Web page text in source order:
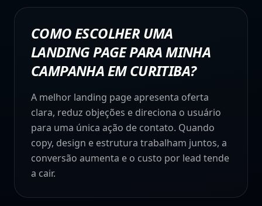
COMO ESCOLHER UMA
LANDING PAGE PARA MINHA
CAMPANHA EM CURITIBA?
A melhor landing page apresenta oferta
clara, reduz objeções e direciona o usuário
para uma única ação de contato. Quando
copy, design e estrutura trabalham juntos, a
conversão aumenta e o custo por lead tende
a cair.